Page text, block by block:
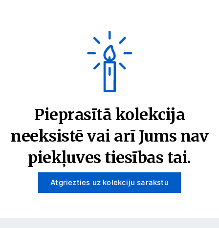
Pieprasītā kolekcija
neeksistē vai arī Jums nav
piekļuves tiesības tai.
Atgriezties uz kolekciju sarakstu